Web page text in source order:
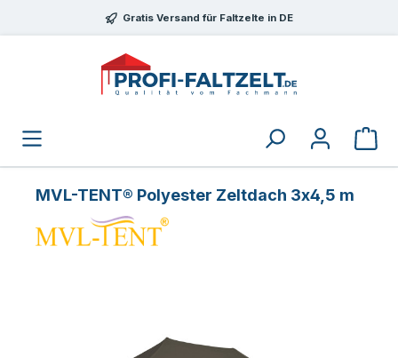
Zum Hauptinhalt springenGratis Versand für Faltzelte in DE
MVL-TENT® Polyester Zeltdach 3x4,5 m